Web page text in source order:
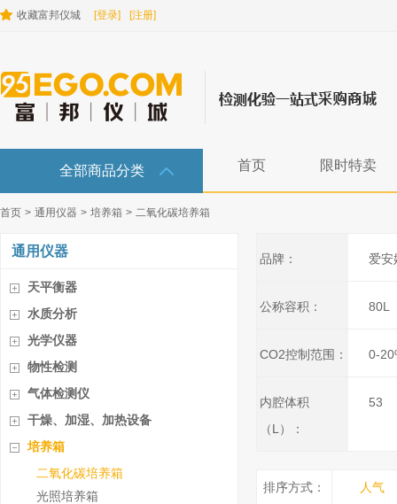
收藏富邦仪城 [登录] [注册]
全部商品分类 首页 限时特卖
首页 > 通用仪器 > 培养箱 > 二氧化碳培养箱
通用仪器
天平衡器
水质分析
光学仪器
物性检测
气体检测仪
干燥、加湿、加热设备
培养箱
二氧化碳培养箱
光照培养箱
品牌： 爱安
公称容积： 80L
CO2控制范围： 0-
内腔体积
（L）：
53
排序方式： 人气